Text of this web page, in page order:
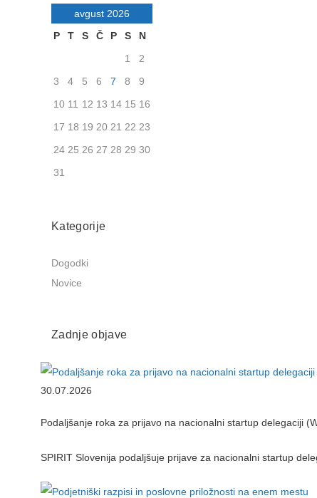
avgust 2026
P
T S Č P S
N
1
2
3
4 5 6 7 8
9
10 11 12 13 14 15 16
17 18 19 20 21 22 23
24 25 26 27 28 29 30
31
Kategorije
Dogodki
Novice
Zadnje objave
30.07.2026
Podaljšanje roka za prijavo na nacionalni startup delegaciji
SPIRIT Slovenija podaljšuje prijave za nacionalni startup